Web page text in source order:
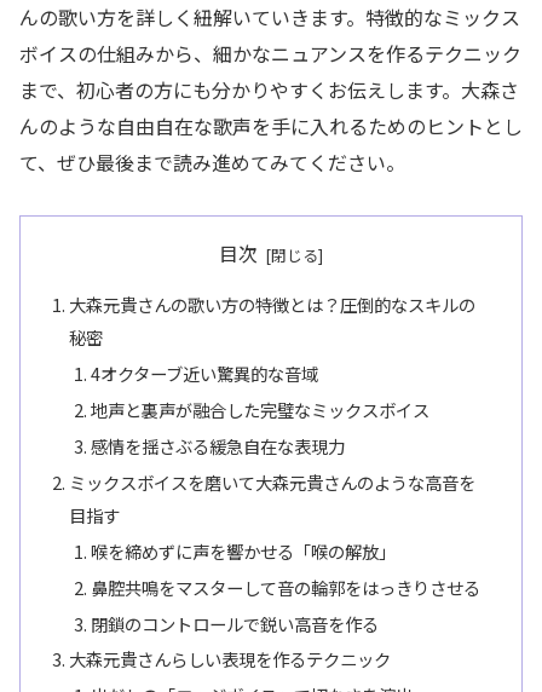
んの歌い方を詳しく紐解いていきます。特徴的なミックス
ボイスの仕組みから、細かなニュアンスを作るテクニック
まで、初心者の方にも分かりやすくお伝えします。大森さ
んのような自由自在な歌声を手に入れるためのヒントとし
て、ぜひ最後まで読み進めてみてください。
目次
大森元貴さんの歌い方の特徴とは？圧倒的なスキルの
秘密
4オクターブ近い驚異的な音域
地声と裏声が融合した完璧なミックスボイス
感情を揺さぶる緩急自在な表現力
ミックスボイスを磨いて大森元貴さんのような高音を
目指す
喉を締めずに声を響かせる「喉の解放」
鼻腔共鳴をマスターして音の輪郭をはっきりさせる
閉鎖のコントロールで鋭い高音を作る
大森元貴さんらしい表現を作るテクニック